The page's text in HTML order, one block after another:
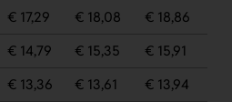
€ 17,29 € 18,08
€ 18,86
€ 14,79 € 15,35
€ 15,91
€ 13,36 € 13,61
€ 13,94